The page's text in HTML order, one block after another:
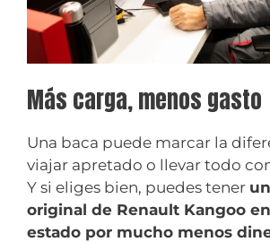
Más carga, menos gasto
Una baca puede marcar la
viajar apretado o llevar todo
Y si eliges bien, puedes tener
original de Renault Kangoo
estado por mucho menos